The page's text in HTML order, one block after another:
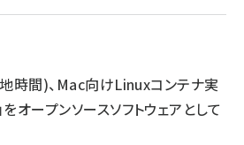
間)、Mac向けLinuxコンテナ実
オープンソースソフトウェアとして